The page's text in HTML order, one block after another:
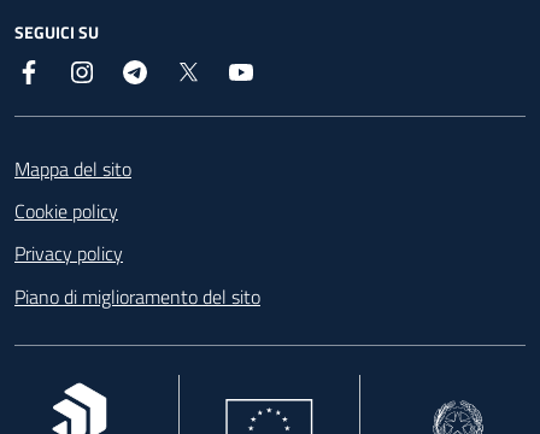
SEGUICI SU
Facebook InstagramTelegram
Mappa del sito
Cookie policy
Privacy policy
Piano di miglioramento del sito
, apre in una nuova scheda